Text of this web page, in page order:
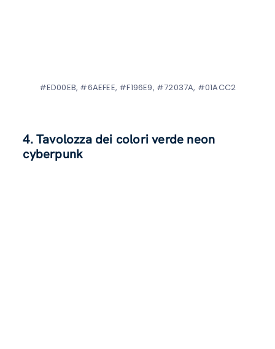
#ED00EB, #6AEFEE, #F196E9, #72037A, #01ACC2
4. Tavolozza dei colori verde neon
cyberpunk